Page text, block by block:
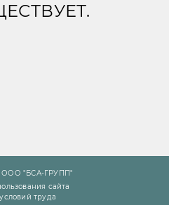
ООО "БСА-ГРУПП"
сайта
труда